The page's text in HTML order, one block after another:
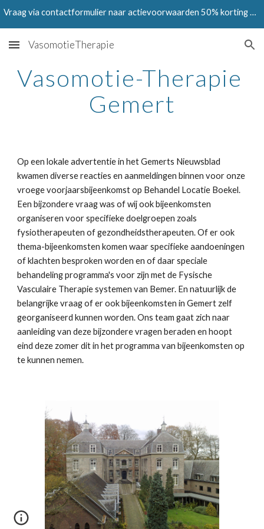
Vraag via contactformulier naar actievoorwaarden 50% korting op Testen in juni en juli 2024
VasomotieTherapie
Vasomotie-Therapie
Gemert
Op een lokale advertentie in het Gemerts Nieuwsblad
kwamen diverse reacties en aanmeldingen binnen voor onze
vroege voorjaarsbijeenkomst op Behandel Locatie Boekel.
Een bijzondere vraag was of wij ook bijeenkomsten
organiseren voor specifieke doelgroepen zoals
fysiotherapeuten of gezondheidstherapeuten. Of er ook
thema-bijeenkomsten komen waar specifieke aandoeningen
of klachten besproken worden en of daar speciale
behandeling programma's voor zijn met de Fysische
Vasculaire Therapie systemen van Bemer. En natuurlijk de
belangrijke vraag of er ook bijeenkomsten in Gemert zelf
georganiseerd kunnen worden. Ons team gaat zich naar
aanleiding van deze bijzondere vragen beraden en hoopt
eind deze zomer dit in het programma van bijeenkomsten op
te kunnen nemen.